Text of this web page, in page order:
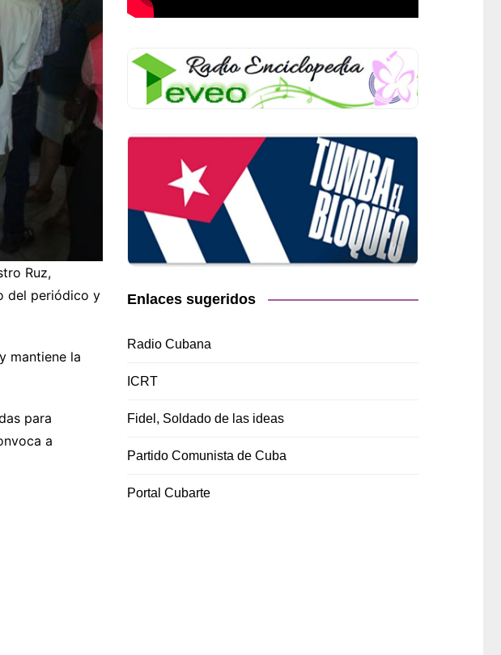
Ruz,
del periódico y
mantiene la
para
a
Enlaces sugeridos
Radio Cubana
ICRT
Fidel, Soldado de las ideas
Partido Comunista de Cuba
Portal Cubarte